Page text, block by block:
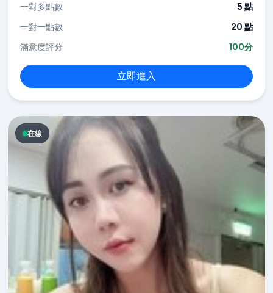
一對多點數
5 點
一對一點數
20 點
滿意度評分
100分
立即進入
在線